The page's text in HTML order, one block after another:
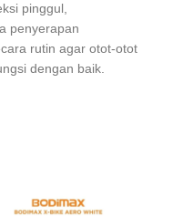
pinggul,
penyerapan
rutin agar otot-otot
dengan baik.